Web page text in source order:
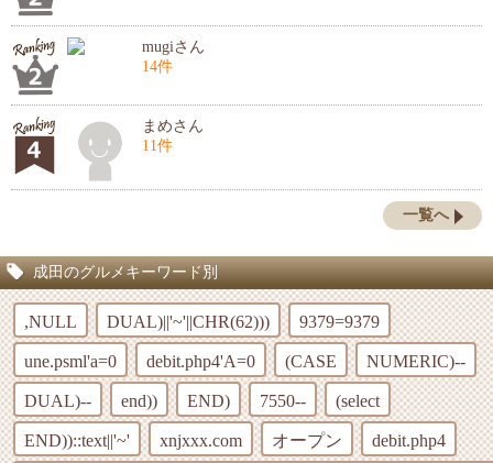
mugiさん
14件
まめさん
11件
一覧へ
成田のグルメキーワード別
,NULL DUAL)||'~'||CHR(62))) 9379=9379
une.psml'a=0 debit.php4'A=0 (CASE NUMERIC)--
DUAL)-- end)) END) 7550-- (select
END))::text||'~' xnjxxx.com オープン debit.php4